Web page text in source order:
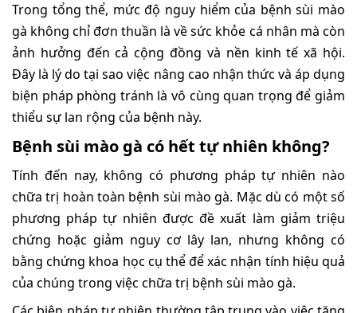
Trong tổng thể, mức độ nguy hiểm của bệnh sùi mào
gà không chỉ đơn thuần là về sức khỏe cá nhân mà còn
ảnh hưởng đến cả cộng đồng và nền kinh tế xã hội.
Đây là lý do tại sao việc nâng cao nhận thức và áp dụng
biện pháp phòng tránh là vô cùng quan trọng để giảm
thiểu sự lan rộng của bệnh này.
Bệnh sùi mào gà có hết tự nhiên không?
Tính đến nay, không có phương pháp tự nhiên nào
chữa trị hoàn toàn bệnh sùi mào gà. Mặc dù có một số
phương pháp tự nhiên được đề xuất làm giảm triệu
chứng hoặc giảm nguy cơ lây lan, nhưng không có
bằng chứng khoa học cụ thể để xác nhận tính hiệu quả
của chúng trong việc chữa trị bệnh sùi mào gà.